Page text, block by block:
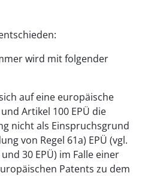
wird mit folgender
auf eine europäische
Artikel 100 EPÜ die
nicht als Einspruchsgrund
von Regel 61a) EPÜ (vgl.
30 EPÜ) im Falle einer
Patents zu dem